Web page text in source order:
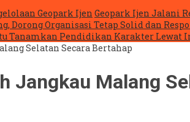
Geopark Ijen Geopark Ijen Jalani
Dorong Organisasi Tetap Solid dan
Tanamkan Pendidikan Karakter Lewat
Selatan Secara Bertahap
Jangkau Malang